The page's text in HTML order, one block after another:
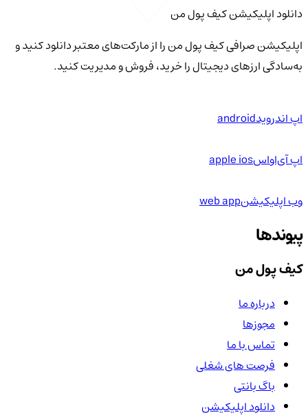
دانلود اپلیکیشن کیف‌ پول من
اپلیکیشن صرافی کیف پول من را از مارکت‌های معتبر دانلود کنید و
به‌سادگی ارزهای دیجیتال را خرید، فروش و مدیریت کنید.
اپ اندرویدandroid
اپ آی‌او‌اسapple ios
وب اپلیکیشنweb app
پیوندها
کیف پول من
درباره ما
مجوزها
تماس با ما
فرصت های شغلی
باگ بانتی
دانلود اپلیکیشن